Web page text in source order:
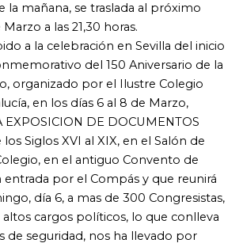
la mañana, se traslada al próximo
a las 21,30 horas.
a la celebración en Sevilla del inicio
del 150 Aniversario de la
organizado por el Ilustre Colegio
en los días 6 al 8 de Marzo,
DE DOCUMENTOS
los Siglos XVI al XIX, en el Salón de
en el antiguo Convento de
entrada por el Compás y que reunirá
día 6, a mas de 300 Congresistas,
altos cargos políticos, lo que conlleva
de seguridad, nos ha llevado por